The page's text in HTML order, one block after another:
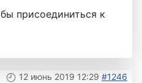
присоединиться к
12 июнь 2019 12:29 #1246